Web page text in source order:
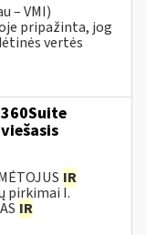
– VMI)
pripažinta, jog
vertės
IR
pirkimai I.
IR